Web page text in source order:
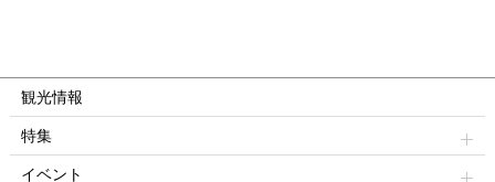
観光情報
特集
イベント